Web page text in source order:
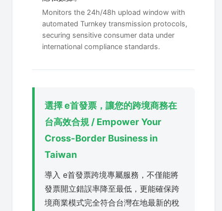
Monitors the 24h/48h upload window with
automated Turnkey transmission protocols,
securing sensitive consumer data under
international compliance standards.
選擇 e首發票，讓您的跨境商務在
台高效合規 / Empower Your
Cross-Border Business in
Taiwan
導入 e首發票跨境專屬服務，不僅能將
發票開立錯誤率降至最低，更能確保跨
境商業模式完全符合台灣在地最新的稅